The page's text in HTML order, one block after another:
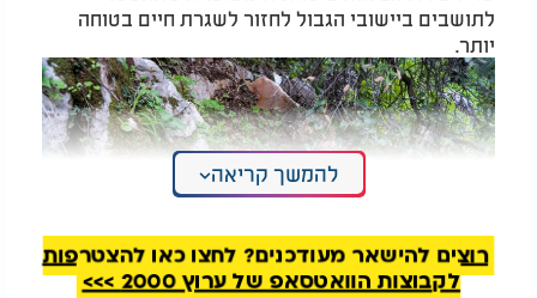
לתושבים ביישובי הגבול לחזור לשגרת חיים בטוחה
יותר.
להמשך קריאה
רוצים להישאר מעודכנים? לחצו כאן להצטרפות
לקבוצות הוואטסאפ של ערוץ 2000 >>>